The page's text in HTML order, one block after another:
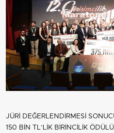
JÜRİ DEĞERLENDİRMESİ
150 BİN TL’LİK BİRİNCİLİK